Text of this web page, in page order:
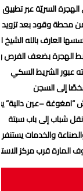
السريّة عبر تطبيق
محطة وقود بعد تزويد
العارف بالله
الهجرة بضعف الفرص
عبور الشريط السكي
إلى السجن
–عين دالية”
شباب إلى باب سبتة
والخدمات
المارة قرب مركز